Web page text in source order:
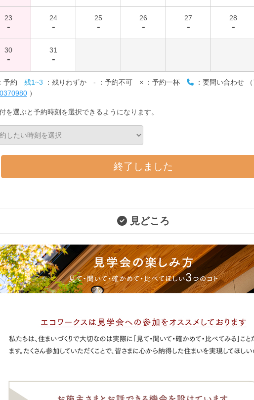
23
-
24
-
25
-
26
-
27
-
28
-
30
-
31
-
予約 残1~3 ：残りわずか - ：予約不可 × ：予約一杯
：要問い合わせ
）
を選ぶと予約時刻を選択できるようになります。
終了しました
見どころ